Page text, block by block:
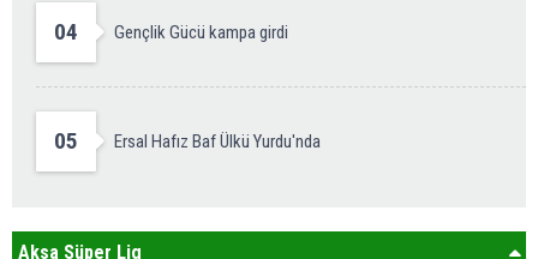
04 Gençlik Gücü kampa girdi
05 Ersal Hafız Baf Ülkü Yurdu'nda
Aksa Süper Lig